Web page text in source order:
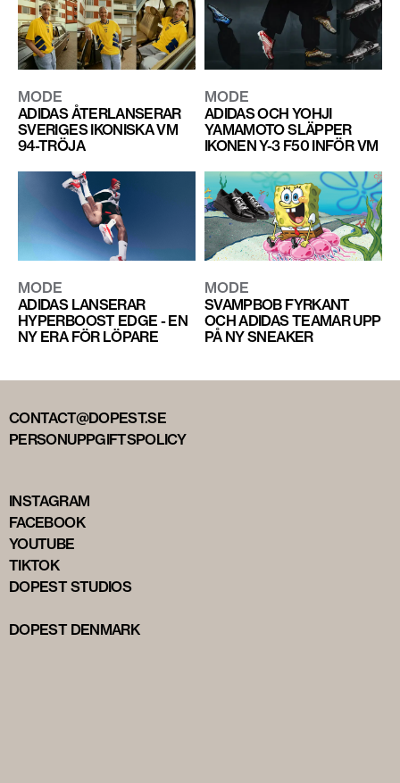
MODE
ADIDAS ÅTERLANSERAR
SVERIGES IKONISKA VM
94-TRÖJA
MODE
ADIDAS OCH YOHJI
YAMAMOTO SLÄPPER
IKONEN Y-3 F50 INFÖR VM
MODE
ADIDAS LANSERAR
HYPERBOOST EDGE - EN
NY ERA FÖR LÖPARE
MODE
SVAMPBOB FYRKANT
OCH ADIDAS TEAMAR UPP
PÅ NY SNEAKER
CONTACT@DOPEST.SE
PERSONUPPGIFTSPOLICY
INSTAGRAM
FACEBOOK
YOUTUBE
TIKTOK
DOPEST STUDIOS
DOPEST DENMARK